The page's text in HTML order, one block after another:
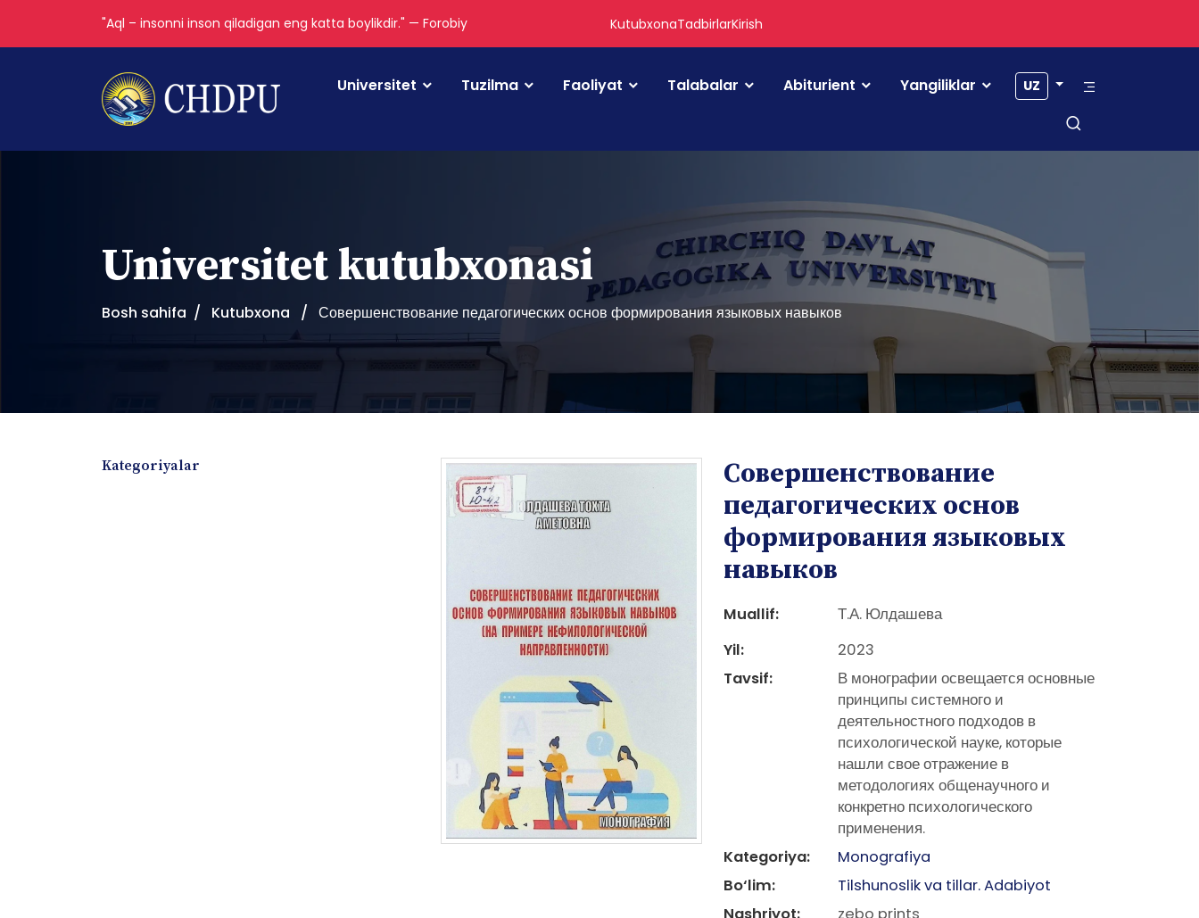
"Aql – insonni inson qiladigan eng katta boylikdir." — Forobiy KutubxonaTadbirlarKirish
Universitet Tuzilma Faoliyat Talabalar Abiturient Yangiliklar UZ
Universitet kutubxonasi
Bosh sahifa Kutubxona Совершенствование педагогических основ формирования языковых навыков
Kategoriyalar
Совершенствование
педагогических основ
формирования языковых
навыков
Muallif:
Т.А. Юлдашева
Yil:
2023
Tavsif:
В монографии освещается основные
принципы системного и
деятельностного подходов в
психологической науке, которые
нашли свое отражение в
методологиях общенаучного и
конкретно психологического
применения.
Kategoriya:
Monografiya
Bo‘lim:
Tilshunoslik va tillar. Adabiyot